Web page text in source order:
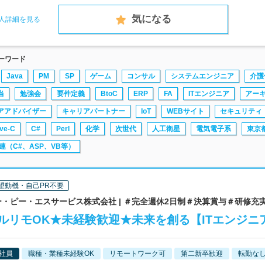
詳細を見る 気になる
ワード
Java PM SP ゲーム コンサル システムエンジニア 介
勉強会 要件定義 BtoC ERP FA ITエンジニア アー
アドバイザー キャリアパートナー IoT WEBサイト セキュリティ
C C# Perl 化学 次世代 人工衛星 電気電子系 東京
（C#、ASP、VB等）
動機・自己PR不要
・ピー・エスサービス株式会社 | ＃完全週休2日制＃決算賞与＃研修充
リモOK★未経験歓迎★未来を創る【ITエンジニ
員 職種・業種未経験OK リモートワーク可 第二新卒歓迎 転勤なし